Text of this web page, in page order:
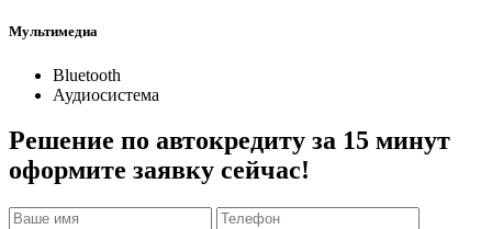
Мультимедиа
Bluetooth
Аудиосистема
Решение по автокредиту за 15 минут
оформите заявку сейчас!